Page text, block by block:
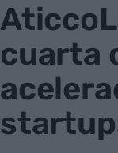
cuarta